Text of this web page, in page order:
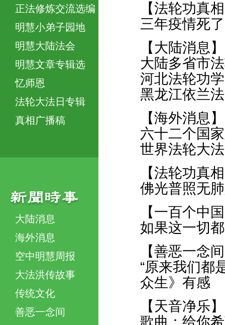
正法修炼交流选编
明慧小弟子园地
明慧大陆法会
明慧文章专辑选
忆师恩
法轮大法日专辑
真相广播稿
大陆消息
海外消息
空中明慧周报
大法洪传故事
传统文化
善恶一念间
【法轮功真
三年疫情死
【大陆消息】
大陆多省市
河北法轮功
黑龙江依兰
【海外消息】
六十二个国
世界法轮大
【法轮功真
佛光普照无
【一百个中
如果这一切
【善恶一念
“原来我们都
众生》有感
【天音净乐】
歌曲：给你